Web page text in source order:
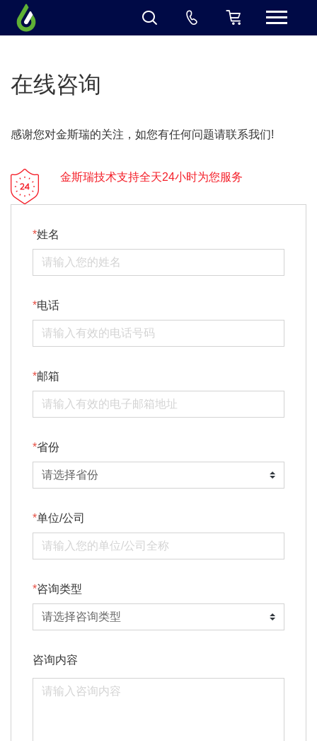
在线咨询
感谢您对金斯瑞的关注，如您有任何问题请联系我们!
金斯瑞技术支持全天24小时为您服务
姓名
电话
邮箱
省份
单位/公司
咨询类型
咨询内容